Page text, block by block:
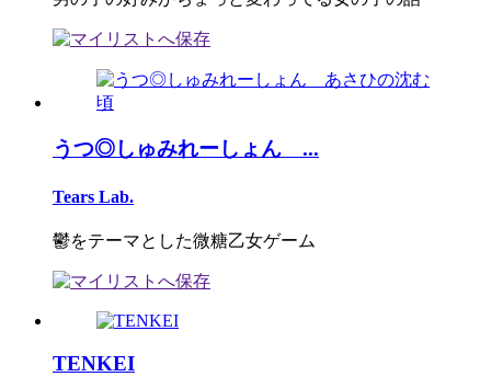
うつ◎しゅみれーしょん ...
Tears Lab.
鬱をテーマとした微糖乙女ゲーム
TENKEI